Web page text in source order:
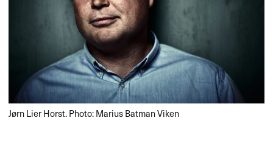
Jørn Lier Horst. Photo: Marius Batman Viken